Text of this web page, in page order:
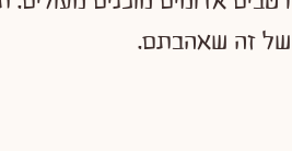
של זה שאהבתם.